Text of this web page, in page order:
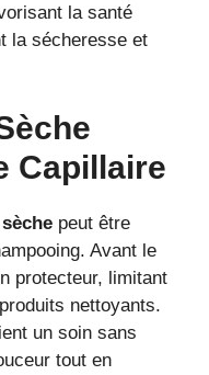
la santé
la sécheresse et
Capillaire
peut être
Avant le
protecteur, limitant
nettoyants.
un soin sans
tout en